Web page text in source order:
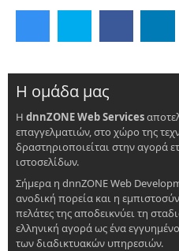
Η ομάδα μας
Η dnnZONE Web Services
επαγγελματιών, στο χώρο της
δραστηριοποιείται στην αγορά
ιστοσελίδων.
Σήμερα η dnnZONE Web
ανοδική πορεία και η
πελάτες της αποδεικνύει τη
ελληνική αγορά ως ένα
των διαδικτυακών υπηρεσιών.